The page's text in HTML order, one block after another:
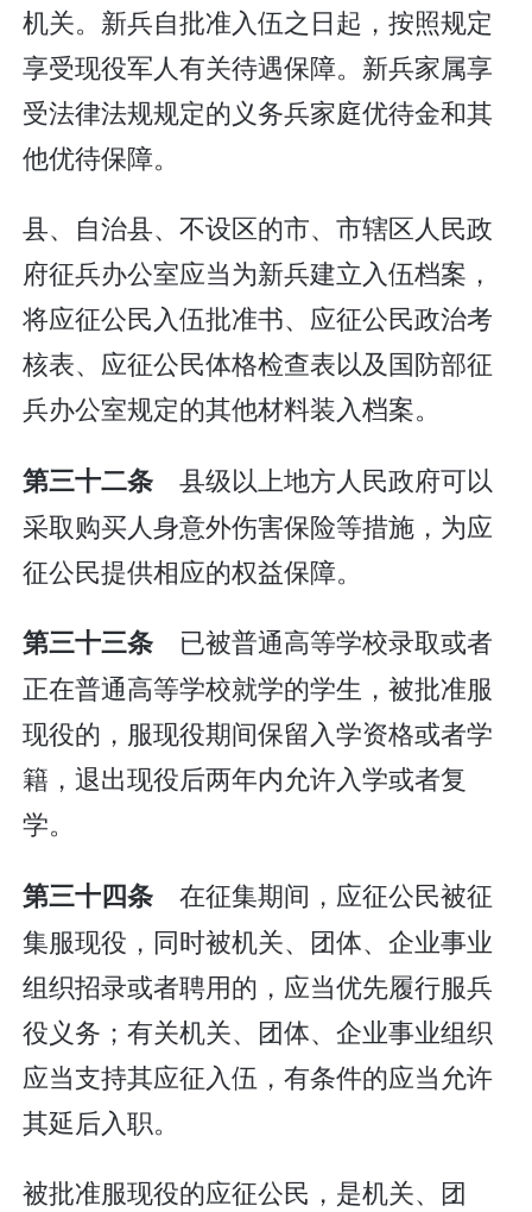
机关。新兵自批准入伍之日起，按照规定
享受现役军人有关待遇保障。新兵家属享
受法律法规规定的义务兵家庭优待金和其
他优待保障。
县、自治县、不设区的市、市辖区人民政
府征兵办公室应当为新兵建立入伍档案，
将应征公民入伍批准书、应征公民政治考
核表、应征公民体格检查表以及国防部征
兵办公室规定的其他材料装入档案。
第三十二条 县级以上地方人民政府可以
采取购买人身意外伤害保险等措施，为应
征公民提供相应的权益保障。
第三十三条 已被普通高等学校录取或者
正在普通高等学校就学的学生，被批准服
现役的，服现役期间保留入学资格或者学
籍，退出现役后两年内允许入学或者复
学。
第三十四条 在征集期间，应征公民被征
集服现役，同时被机关、团体、企业事业
组织招录或者聘用的，应当优先履行服兵
役义务；有关机关、团体、企业事业组织
应当支持其应征入伍，有条件的应当允许
其延后入职。
被批准服现役的应征公民，是机关、团